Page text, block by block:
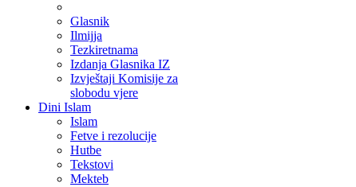
Glasnik
Ilmijja
Tezkiretnama
Izdanja Glasnika IZ
Izvještaji Komisije za
slobodu vjere
Dini Islam
Islam
Fetve i rezolucije
Hutbe
Tekstovi
Mekteb